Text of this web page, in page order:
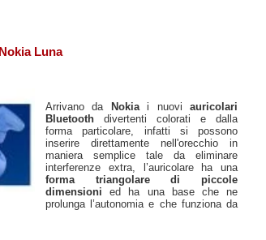
Luna
Arrivano da Nokiai nuoviauricolari
Bluetooth divertenti colorati e dalla
forma particolare, infatti si possono
inserire direttamente nell'orecchio in
maniera semplice tale da eliminare
interferenze extra, l’auricolare ha una
forma triangolare di piccole
dimensioni ed ha una base che ne
prolunga l’autonomia e che funziona da